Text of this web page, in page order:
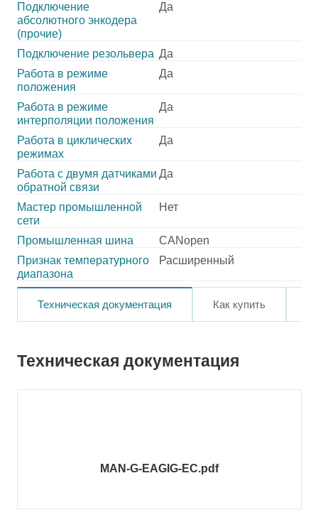
Подключение
абсолютного энкодера
(прочие)
Да
Подключение резольвера Да
Работа в режиме
положения
Да
Работа в режиме
интерполяции положения
Да
Работа в циклических
режимах
Да
Работа с двумя датчиками
обратной связи
Да
Мастер промышленной
сети
Нет
Промышленная шина
CANopen
Признак температурного
диапазона
Расширенный
Техническая документация Как купить
Техническая документация
MAN-G-EAGIG-EC.pdf